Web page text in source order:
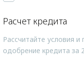
Расчет кредита
Рассчитайте условия и
одобрение кредита за